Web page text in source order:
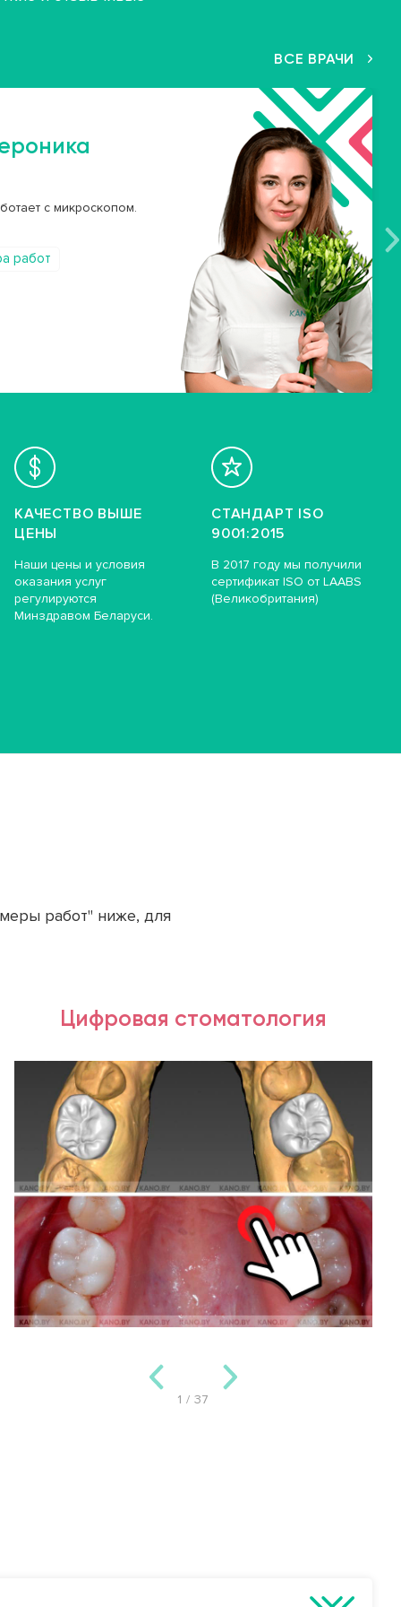
ВСЕ ВРАЧИ
с микроскопом.
работ
КАЧЕСТВО ВЫШЕ
ЦЕНЫ
Наши цены и условия
оказания услуг
регулируются
Минздравом Беларуси.
СТАНДАРТ ISO
9001:2015
В 2017 году мы получили
сертификат ISO от LAABS
(Великобритания)
работ" ниже, для
Цифровая стоматология
1 / 37